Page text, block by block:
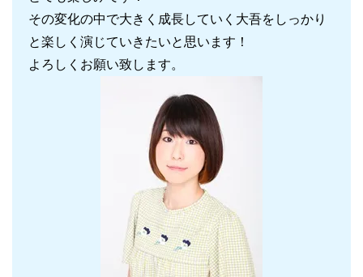
その変化の中で大きく成長していく大吾をしっかり
と楽しく演じていきたいと思います！
よろしくお願い致します。